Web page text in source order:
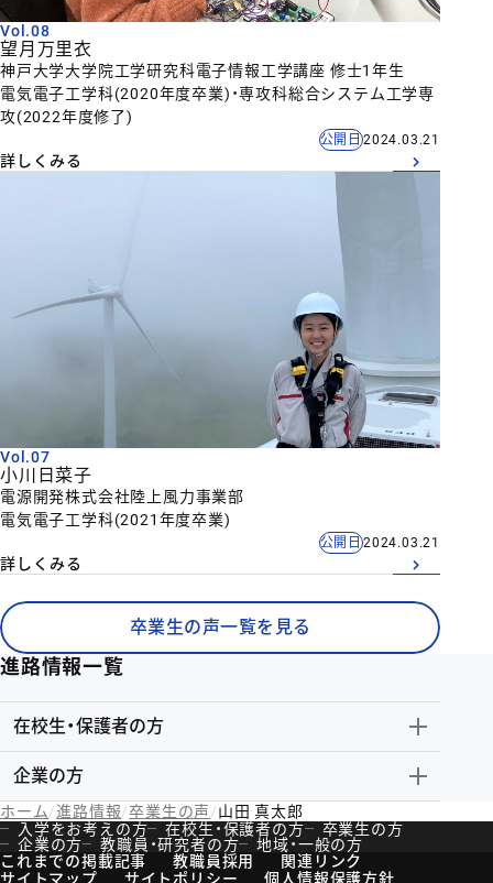
Vol.08
望月万里衣
神戸大学大学院工学研究科電子情報工学講座 修士1年生
電気電子工学科(2020年度卒業)・専攻科総合システム工学専
攻(2022年度修了)
公開日2024.03.21
詳しくみる
Vol.07
小川日菜子
電源開発株式会社陸上風力事業部
電気電子工学科(2021年度卒業)
公開日2024.03.21
詳しくみる
卒業生の声一覧を見る
進路情報一覧
在校生・保護者の方
企業の方
ホーム 進路情報 卒業生の声
山田 真太郎
入学をお考えの方
在校生・保護者の方
卒業生の方
企業の方
教職員・研究者の方
地域・一般の方
これまでの掲載記事
教職員採用
関連リンク
サイトマップ
サイトポリシー 個人情報保護方針